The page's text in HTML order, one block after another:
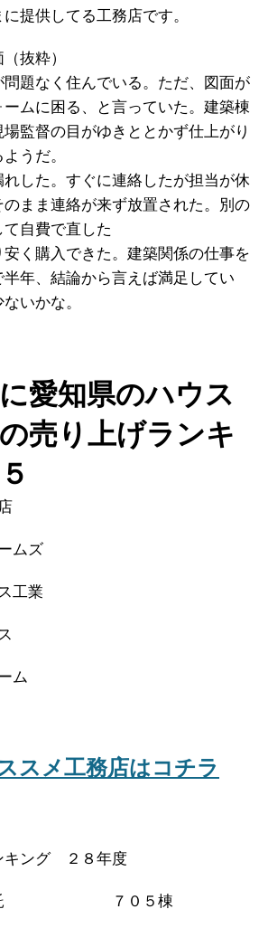
提供してる工務店です。
抜粋）
問題なく住んでいる。ただ、図面が
ムに困る、と言っていた。建築棟
監督の目がゆきととかず仕上がり
うだ。
れした。すぐに連絡したが担当が休
まま連絡が来ず放置された。別の
自費で直した
安く購入できた。建築関係の仕事を
半年、結論から言えば満足してい
いかな。
愛知県のハウス
売り上げランキ
ムズ
工業
ム
スメ工務店はコチラ
キング ２８年度
建託 ７０５棟